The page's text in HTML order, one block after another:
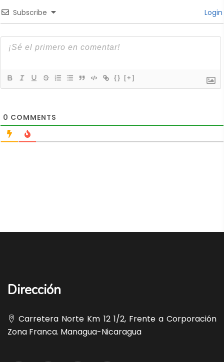
Subscribe Login
{} [+]
0 COMMENTS
Dirección
Carretera Norte Km 12 1/2, Frente a Corporación
Zona Franca. Managua-Nicaragua